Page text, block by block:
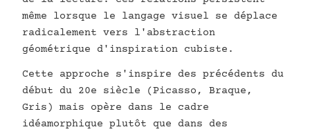
même lorsque le langage visuel se déplace
radicalement vers l'abstraction
géométrique d'inspiration cubiste.
Cette approche s'inspire des précédents du
début du 20e siècle (Picasso, Braque,
Gris) mais opère dans le cadre
idéamorphique plutôt que dans des